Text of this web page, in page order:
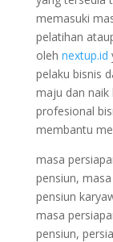
memasuki
pelatihan
oleh nextup.id
pelaku bisnis
maju dan naik
profesional
membantu
masa
pensiun,
pensiun
masa
pensiun,